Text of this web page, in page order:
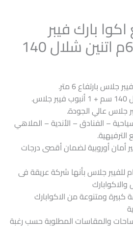
بارك فيبر
جلاس ارتفاع 6م اتنين شلال 140
جلاس بارتفاع 6 متر.
جلاس عالي الجودة.
– الفنادق – الأندية – الملاهي
الترفيهية.
أمان أوروبية لضمان أقصى درجات
للفيبر جلاس بأنها شركة عريقة فى
كبيرة ومتنوعة من الاكوابارك
والمقاسات المطلوبة حسب رغبة